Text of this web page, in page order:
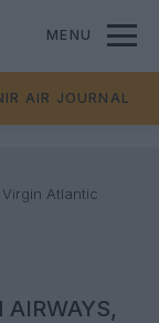
MENU
AIR JOURNAL
Atlantic
AIRWAYS,